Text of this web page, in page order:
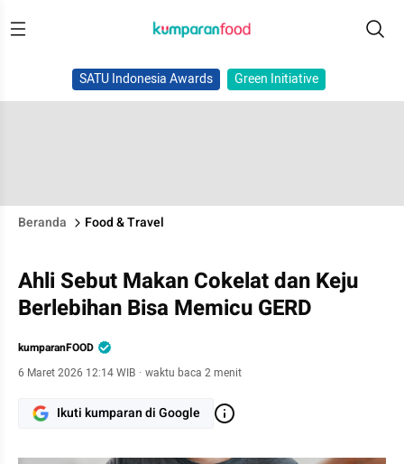
SATU Indonesia Awards Green Initiative
Beranda Food & Travel
Ahli Sebut Makan Cokelat dan Keju
Berlebihan Bisa Memicu GERD
kumparanFOOD
6 Maret 2026 12:14 WIB · waktu baca 2 menit
Ikuti kumparan di Google